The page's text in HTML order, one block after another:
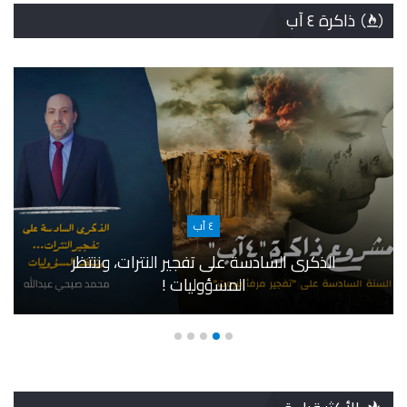
ذاكرة ٤ آب
٤ آب
الذكرى السادسة على تفجير النترات، وننتظر
المسؤوليات !